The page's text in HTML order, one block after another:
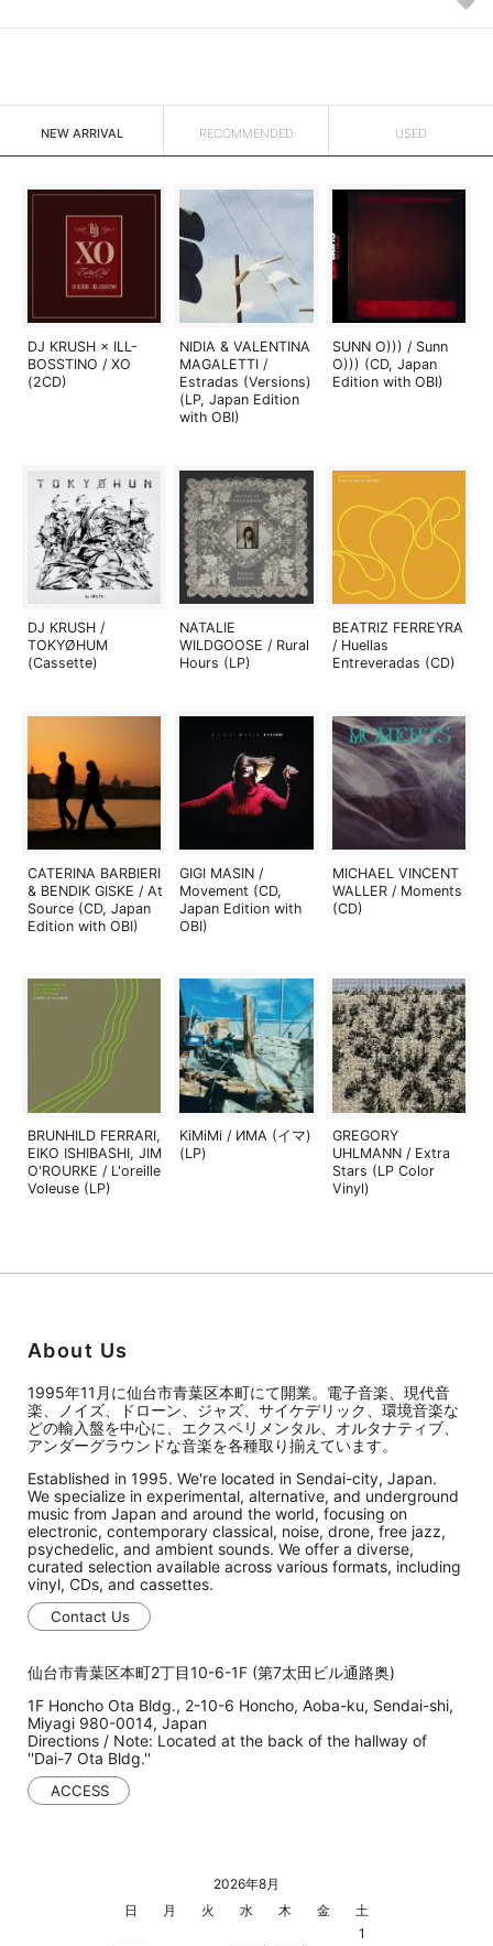
NEW ARRIVAL RECOMMENDED USED
DJ KRUSH × ILL-
BOSSTINO / XO
(2CD)
NIDIA & VALENTINA
MAGALETTI /
Estradas (Versions)
(LP, Japan Edition
with OBI)
SUNN O))) / Sunn
O))) (CD, Japan
Edition with OBI)
DJ KRUSH /
TOKYØHUM
(Cassette)
NATALIE
WILDGOOSE / Rural
Hours (LP)
BEATRIZ FERREYRA
/ Huellas
Entreveradas (CD)
CATERINA BARBIERI
& BENDIK GISKE / At
Source (CD, Japan
Edition with OBI)
GIGI MASIN /
Movement (CD,
Japan Edition with
OBI)
MICHAEL VINCENT
WALLER / Moments
(CD)
BRUNHILD FERRARI,
EIKO ISHIBASHI, JIM
O'ROURKE / L'oreille
Voleuse (LP)
KiMiMi / ИМА (イマ)
(LP)
GREGORY
UHLMANN / Extra
Stars (LP Color
Vinyl)
About Us
1995年11月に仙台市青葉区本町にて開業。電子音楽、現代音
楽、ノイズ、ドローン、ジャズ、サイケデリック、環境音楽な
どの輸入盤を中心に、エクスペリメンタル、オルタナティブ、
アンダーグラウンドな音楽を各種取り揃えています。
Established in 1995. We're located in Sendai-city, Japan.
We specialize in experimental, alternative, and underground
music from Japan and around the world, focusing on
electronic, contemporary classical, noise, drone, free jazz,
psychedelic, and ambient sounds. We offer a diverse,
curated selection available across various formats, including
vinyl, CDs, and cassettes.
Contact Us
仙台市青葉区本町2丁目10-6-1F (第7太田ビル通路奥)
1F Honcho Ota Bldg., 2-10-6 Honcho, Aoba-ku, Sendai-shi,
Miyagi 980-0014, Japan
Directions / Note: Located at the back of the hallway of
''Dai-7 Ota Bldg.''
ACCESS
2026年8月
日
月 火 水 木 金
土
1